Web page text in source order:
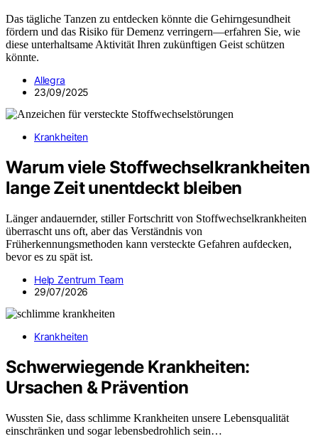
Das tägliche Tanzen zu entdecken könnte die Gehirngesundheit
fördern und das Risiko für Demenz verringern—erfahren Sie, wie
diese unterhaltsame Aktivität Ihren zukünftigen Geist schützen
könnte.
Allegra
23/09/2025
Krankheiten
Warum viele Stoffwechselkrankheiten
lange Zeit unentdeckt bleiben
Länger andauernder, stiller Fortschritt von Stoffwechselkrankheiten
überrascht uns oft, aber das Verständnis von
Früherkennungsmethoden kann versteckte Gefahren aufdecken,
bevor es zu spät ist.
Help Zentrum Team
29/07/2026
Krankheiten
Schwerwiegende Krankheiten:
Ursachen & Prävention
Wussten Sie, dass schlimme Krankheiten unsere Lebensqualität
einschränken und sogar lebensbedrohlich sein…